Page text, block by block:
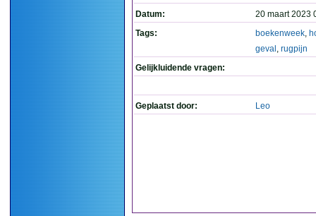
Datum:
20 maart 2023
Tags:
boekenweek,
geval , rugpijn
Gelijkluidende vragen:
Geplaatst door: Leo